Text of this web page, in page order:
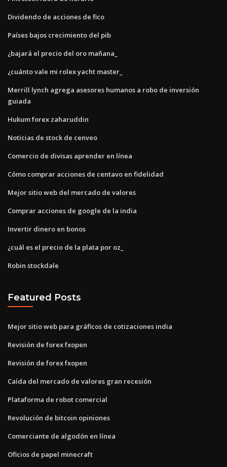
Dividendo de acciones de fico
Países bajos crecimiento del pib
¿bajará el precio del oro mañana_
¿cuánto vale mi rolex yacht master_
Merrill lynch agrega asesores humanos a robo de inversión
guiada
Hukum forex zaharuddin
Noticias de stock de cenveo
Comercio de divisas aprender en línea
Cómo comprar acciones de centavo en fidelidad
Mejor sitio web del mercado de valores
Comprar acciones de google de la india
Invertir dinero en bonos
¿cuál es el precio de la plata por oz_
Robin stockdale
Featured Posts
Mejor sitio web para gráficos de cotizaciones india
Revisión de forex fxopen
Revisión de forex fxopen
Caída del mercado de valores gran recesión
Plataforma de robot comercial
Revolución de bitcoin opiniones
Comerciante de algodón en línea
Oficios de papel minecraft